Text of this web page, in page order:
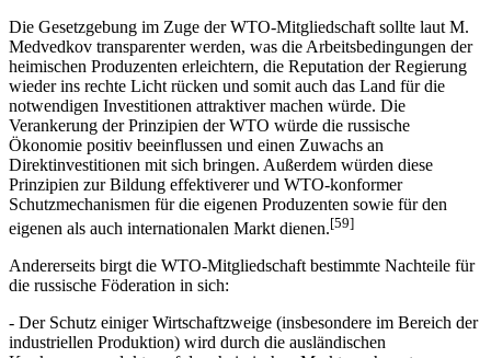
Die Gesetzgebung im Zuge der WTO-Mitgliedschaft sollte laut M.
Medvedkov transparenter werden, was die Arbeitsbedingungen der
heimischen Produzenten erleichtern, die Reputation der Regierung
wieder ins rechte Licht rücken und somit auch das Land für die
notwendigen Investitionen attraktiver machen würde. Die
Verankerung der Prinzipien der WTO würde die russische
Ökonomie positiv beeinflussen und einen Zuwachs an
Direktinvestitionen mit sich bringen. Außerdem würden diese
Prinzipien zur Bildung effektiverer und WTO-konformer
Schutzmechanismen für die eigenen Produzenten sowie für den
Andererseits birgt die WTO-Mitgliedschaft bestimmte Nachteile für
- Der Schutz einiger Wirtschaftzweige (insbesondere im Bereich der